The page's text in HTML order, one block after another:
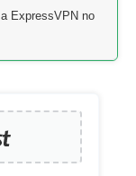
ExpressVPN no